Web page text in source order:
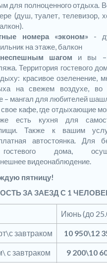
для полноценного отдыха.
(душ, туалет, телевизор,
номера «эконом»-
на этаже, балкон
шагом и вы –
Территория гостевого
красивое озеленение,
на свежем воздухе, во
– мангал для любителей
кафе, где отдыхающие
есть кухня для
пищи. Также к вашим
автостоянка. Для
дома,
видеонаблюдение.
пятницу!
ЗА ЗАЕЗД С 1
Июнь (до
завтраком 10 950\12
с завтраком 9 200\10